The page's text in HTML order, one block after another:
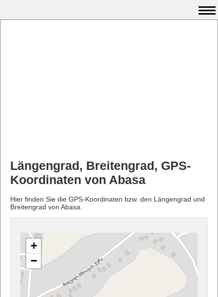
Längengrad, Breitengrad, GPS-
Koordinaten von Abasa
Hier finden Sie die GPS-Koordinaten bzw. den Längengrad und
Breitengrad von Abasa.
+
−